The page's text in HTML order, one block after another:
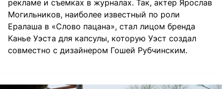
рекламе и съемках в журналах. Так, актер Ярослав
Могильников, наиболее известный по роли
Ералаша в «Слово пацана», стал лицом бренда
Канье Уэста для капсулы, которую Уэст создал
совместно с дизайнером Гошей Рубчинским.